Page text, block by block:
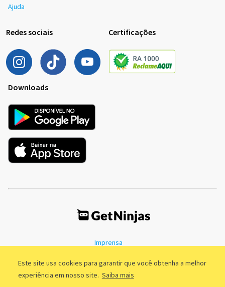
Este site usa cookies para garantir que você obtenha a melhor
experiência em nosso site. Saiba mais
Ajuda
Redes sociais Certificações
Downloads
Imprensa
Política de Privacidade